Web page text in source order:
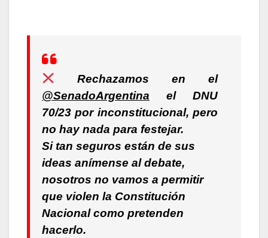
Rechazamos en el
@SenadoArgentina el DNU
70/23 por inconstitucional, pero
no hay nada para festejar.
Si tan seguros están de sus
ideas anímense al debate,
nosotros no vamos a permitir
que violen la Constitución
Nacional como pretenden
hacerlo.